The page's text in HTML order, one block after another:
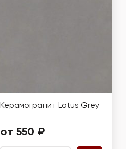
Керамогранит Lotus Grey
от 550 ₽